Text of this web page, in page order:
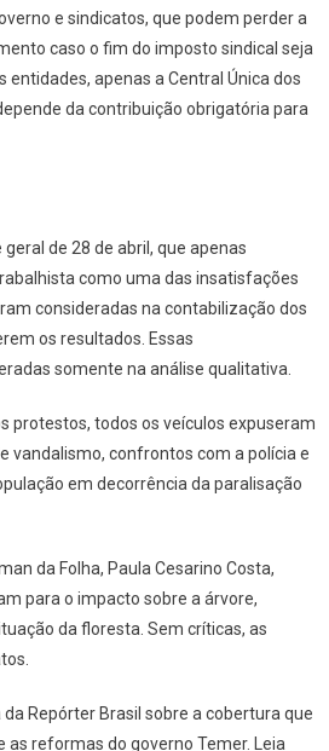
e sindicatos, que podem perder a
caso o fim do imposto sindical seja
entidades, apenas a Central Única dos
da contribuição obrigatória para
de 28 de abril, que apenas
como uma das insatisfações
consideradas na contabilização dos
os resultados. Essas
somente na análise qualitativa.
protestos, todos os veículos expuseram
vandalismo, confrontos com a polícia e
em decorrência da paralisação
da Folha, Paula Cesarino Costa,
para o impacto sobre a árvore,
da floresta. Sem críticas, as
da Repórter Brasil sobre a cobertura que
reformas do governo Temer. Leia